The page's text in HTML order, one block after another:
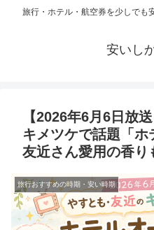
旅行・ホテル・航空券を少しでも
安いし
【2026年6月6日放
キメツケで話題「ホ
友近さん愛用の香り
旅行おすすめの時期・安い時期